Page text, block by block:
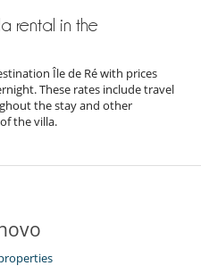
rental in the
Île de Ré with prices
These rates include travel
the stay and other
the villa.